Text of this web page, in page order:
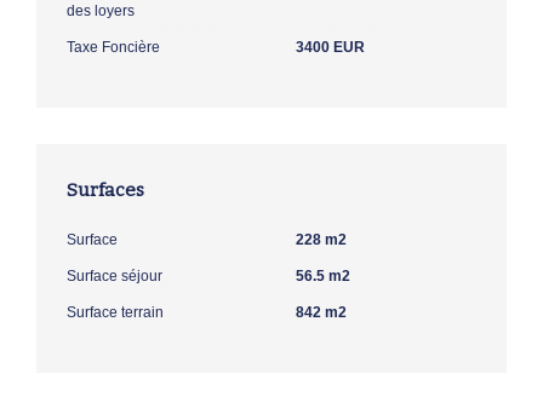
des loyers
Taxe Foncière 3400 EUR
Surfaces
Surface 228 m2
Surface séjour 56.5 m2
Surface terrain 842 m2